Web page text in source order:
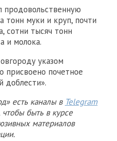
продовольственную
тонн муки и круп, почти
сотни тысяч тонн
и молока.
указом
присвоено почетное
доблести».
есть каналы в Telegram
быть в курсе
материалов